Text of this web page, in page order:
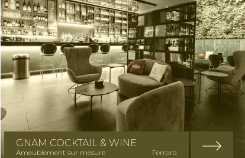
GNAM COCKTAIL & WINE
Ameublement sur mesure Ferrara